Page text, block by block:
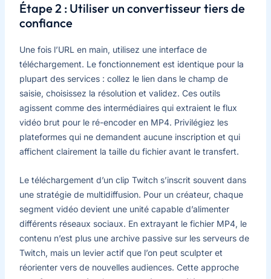
Étape 2 : Utiliser un convertisseur tiers de
confiance
Une fois l’URL en main, utilisez une interface de
téléchargement. Le fonctionnement est identique pour la
plupart des services : collez le lien dans le champ de
saisie, choisissez la résolution et validez. Ces outils
agissent comme des intermédiaires qui extraient le flux
vidéo brut pour le ré-encoder en MP4. Privilégiez les
plateformes qui ne demandent aucune inscription et qui
affichent clairement la taille du fichier avant le transfert.
Le téléchargement d’un clip Twitch s’inscrit souvent dans
une stratégie de multidiffusion. Pour un créateur, chaque
segment vidéo devient une unité capable d’alimenter
différents réseaux sociaux. En extrayant le fichier MP4, le
contenu n’est plus une archive passive sur les serveurs de
Twitch, mais un levier actif que l’on peut sculpter et
réorienter vers de nouvelles audiences. Cette approche